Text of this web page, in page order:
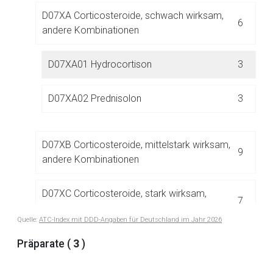
D07XA Corticosteroide, schwach wirksam,
andere Kombinationen
6
D07XA01 Hydrocortison 3
D07XA02 Prednisolon 3
D07XB Corticosteroide, mittelstark wirksam,
andere Kombinationen
9
D07XC Corticosteroide, stark wirksam,
7
Quelle: ATC-Index mit DDD-Angaben für Deutschland im Jahr 2026
Präparate ( 3 )
Aufruf einer externen Seite
Der von Ihnen aufgerufene Link öffnet eine externe Web-
Datenschutzbestimmungen.
Zurück zur rote-liste.de Zur Seite